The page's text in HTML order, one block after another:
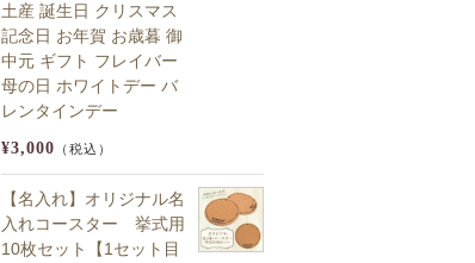
土産 誕生日 クリスマス
記念日 お年賀 お歳暮 御
中元 ギフト フレイバー
母の日 ホワイトデー バ
レンタインデー
¥3,000 （税込）
【名入れ】オリジナル名
入れコースター 挙式用
10枚セット【1セット目